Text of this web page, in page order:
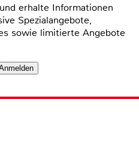
erhalte Informationen
Spezialangebote,
sowie limitierte Angebote